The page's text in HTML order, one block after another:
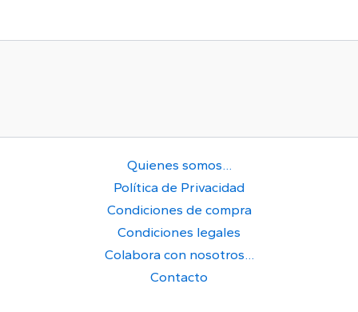
Quienes somos…
Política de Privacidad
Condiciones de compra
Condiciones legales
Colabora con nosotros…
Contacto